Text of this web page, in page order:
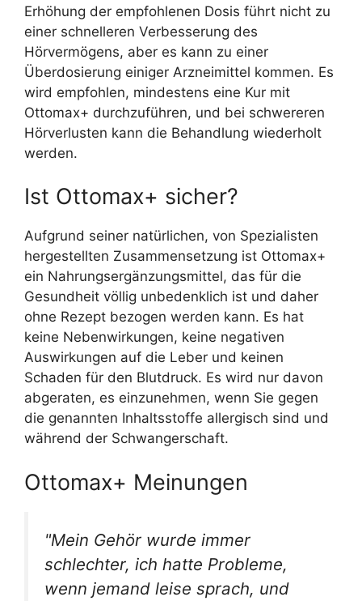
Erhöhung der empfohlenen Dosis führt nicht zu
einer schnelleren Verbesserung des
Hörvermögens, aber es kann zu einer
Überdosierung einiger Arzneimittel kommen. Es
wird empfohlen, mindestens eine Kur mit
Ottomax+ durchzuführen, und bei schwereren
Hörverlusten kann die Behandlung wiederholt
werden.
Ist Ottomax+ sicher?
Aufgrund seiner natürlichen, von Spezialisten
hergestellten Zusammensetzung ist Ottomax+
ein Nahrungsergänzungsmittel, das für die
Gesundheit völlig unbedenklich ist und daher
ohne Rezept bezogen werden kann. Es hat
keine Nebenwirkungen, keine negativen
Auswirkungen auf die Leber und keinen
Schaden für den Blutdruck. Es wird nur davon
abgeraten, es einzunehmen, wenn Sie gegen
die genannten Inhaltsstoffe allergisch sind und
während der Schwangerschaft.
Ottomax+ Meinungen
"Mein Gehör wurde immer
schlechter, ich hatte Probleme,
wenn jemand leise sprach, und